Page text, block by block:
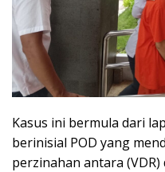
Kasus ini bermula dari
berinisial POD yang
perzinahan antara (VDR)